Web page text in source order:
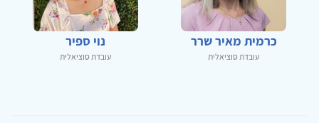
כרמית מאיר שרר
עובדת סוציאלית
נוי ספיר
עובדת סוציאלית